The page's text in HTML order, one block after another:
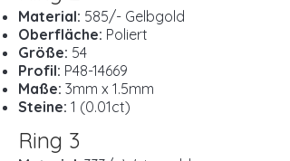
Material: 585/- Gelbgold
Oberfläche: Poliert
Größe: 54
Profil: P48-14669
Maße: 3mm x 1.5mm
Steine: 1 (0.01ct)
Ring 3